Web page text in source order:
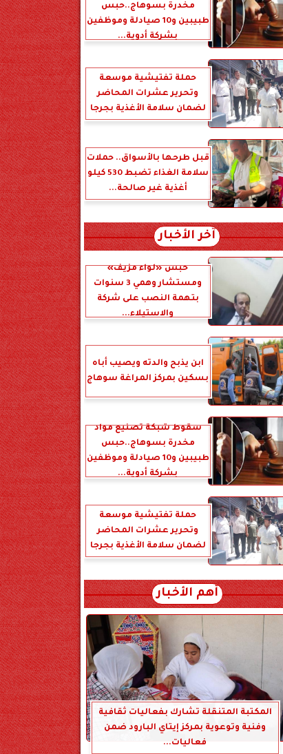
مخدرة بسوهاج..حبس
طبيبين و10 صيادلة وموظفين
بشركة أدوية...
حملة تفتيشية موسعة
وتحرير عشرات المحاضر
لضمان سلامة الأغذية بجرجا
قبل طرحها بالأسواق.. حملات
سلامة الغذاء تضبط 530 كيلو
أغذية غير صالحة...
آخر الأخبار
حبس «لواء مزيف»
ومستشار وهمي 3 سنوات
بتهمة النصب على شركة
والاستيلاء...
ابن يذبح والدته ويصيب أباه
بسكين بمركز المراغة سوهاج
سقوط شبكة تصنيع مواد
مخدرة بسوهاج..حبس
طبيبين و10 صيادلة وموظفين
بشركة أدوية...
حملة تفتيشية موسعة
وتحرير عشرات المحاضر
لضمان سلامة الأغذية بجرجا
أهم الأخبار
المكتبة المتنقلة تشارك بفعاليات ثقافية
وفنية وتوعوية بمركز إيتاي البارود ضمن
فعاليات...